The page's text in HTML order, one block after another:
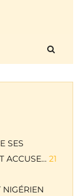
SES
ACCUSE… 21
NIGÉRIEN